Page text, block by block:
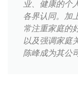
业、健康的个
各界认同。加
常注重家庭的
以及强调家庭
陈峰成为其公